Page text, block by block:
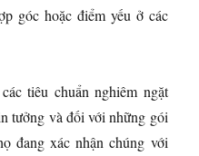
góc hoặc điểm yếu ở các
tiêu chuẩn nghiêm ngặt
tưởng và đối với những gói
đang xác nhận chúng với